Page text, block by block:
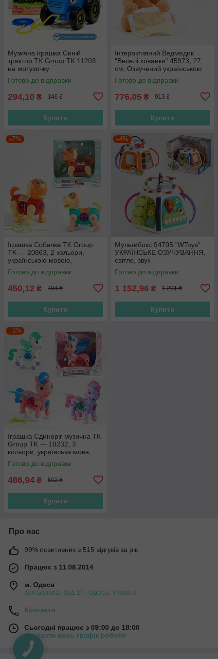
Музична іграшка Синій
трактор TK Group TK 11203,
на мотузочку
Готово до відправки
294,10 ₴ 346 ₴
Купити
Інтерактивний Ведмедик
"Веселі хованки" 45973, 27
см, Озвучений українською
мовою, говорить, грає в
хованки
Готово до відправки
776,05 ₴ 913 ₴
Купити
–7%
Іграшка Собачка TK Group
TK — 20863, 2 кольори,
українською мовою,
батарейками, звуком,
проєкція
Готово до відправки
450,12 ₴ 484 ₴
Купити
–4%
Мультибокс 94705 "WToys"
УКРАЇНСЬКЕ ОЗУЧУВАННЯ,
світло, звук
Готово до відправки
1 152,96 ₴ 1 201 ₴
Купити
–3%
Іграшка Єдиноріг музична TK
Group TK — 10232, 3
кольори, українська мова,
звук, підсвітка
Готово до відправки
486,94 ₴ 502 ₴
Купити
Про нас
99% позитивних з 515 відгуків за рік
Працює з 11.08.2014
м. Одеса
вул.Базова, буд.17, Одеса, Україна
Контакти
Сьогодні працює з 09:00 до 18:00
Показати весь графік роботи